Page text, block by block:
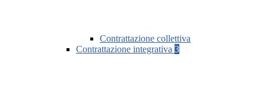
Contrattazione collettiva
Contrattazione integrativa 3